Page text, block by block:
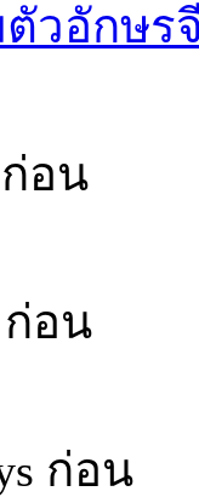
วอักษร
ก่อน
ก่อน
ก่อน